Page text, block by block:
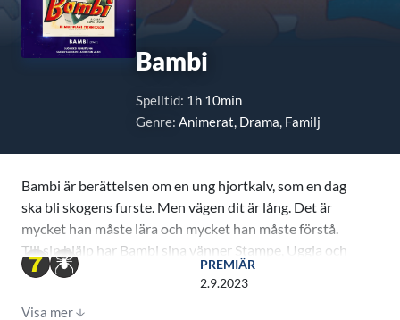
Bambi
Spelltid: 1h 10min
Genre: Animerat, Drama, Familj
Bambi är berättelsen om en ung hjortkalv, som en dag
ska bli skogens furste. Men vägen dit är lång. Det är
mycket han måste lära och mycket han måste förstå.
Till sin hjälp har Bambi sina vänner Stampe, Uggla och
den blyga skunken Blomma, men också sin ståtlige far.
Han är den ende som kan rädda honom från farorna
som lurar i skogen.
PREMIÄR
2.9.2023
Visa mer